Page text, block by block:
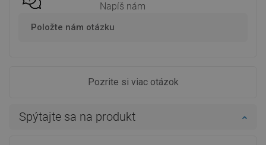
Napíš nám
Položte nám otázku
Pozrite si viac otázok
Spýtajte sa na produkt